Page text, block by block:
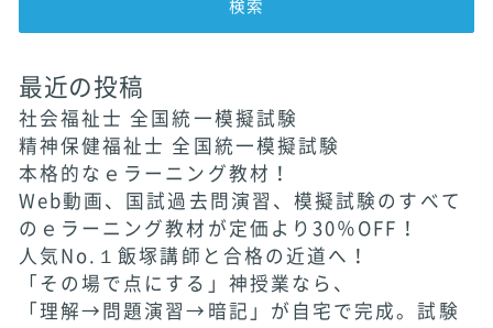
最近の投稿
社会福祉士 全国統一模擬試験
精神保健福祉士 全国統一模擬試験
本格的なｅラーニング教材！
Web動画、国試過去問演習、模擬試験のすべて
のｅラーニング教材が定価より30％OFF！
人気No.１飯塚講師と合格の近道へ！
「その場で点にする」神授業なら、
「理解→問題演習→暗記」が自宅で完成。試験